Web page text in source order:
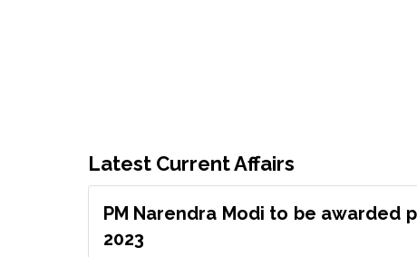
Latest Current Affairs
PM Narendra Modi to be awarded
2023